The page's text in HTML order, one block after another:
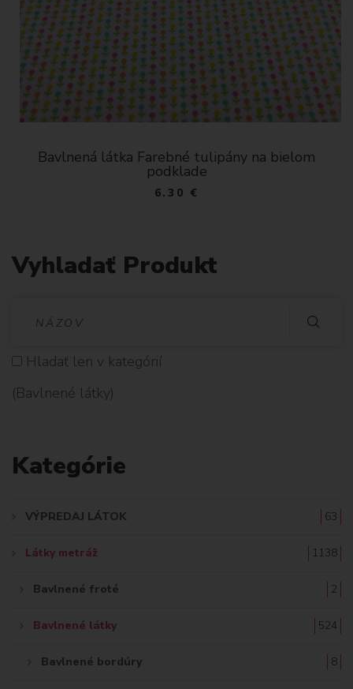
Bavlnená látka Farebné tulipány na bielom
podklade
6.30 €
Vyhladať Produkt
D
Hladať len v kategórií
(Bavlnené látky)
Kategórie
VÝPREDAJ LÁTOK 63
Látky metráž 1138
Bavlnené froté 2
Bavlnené látky 524
Bavlnené bordúry 8